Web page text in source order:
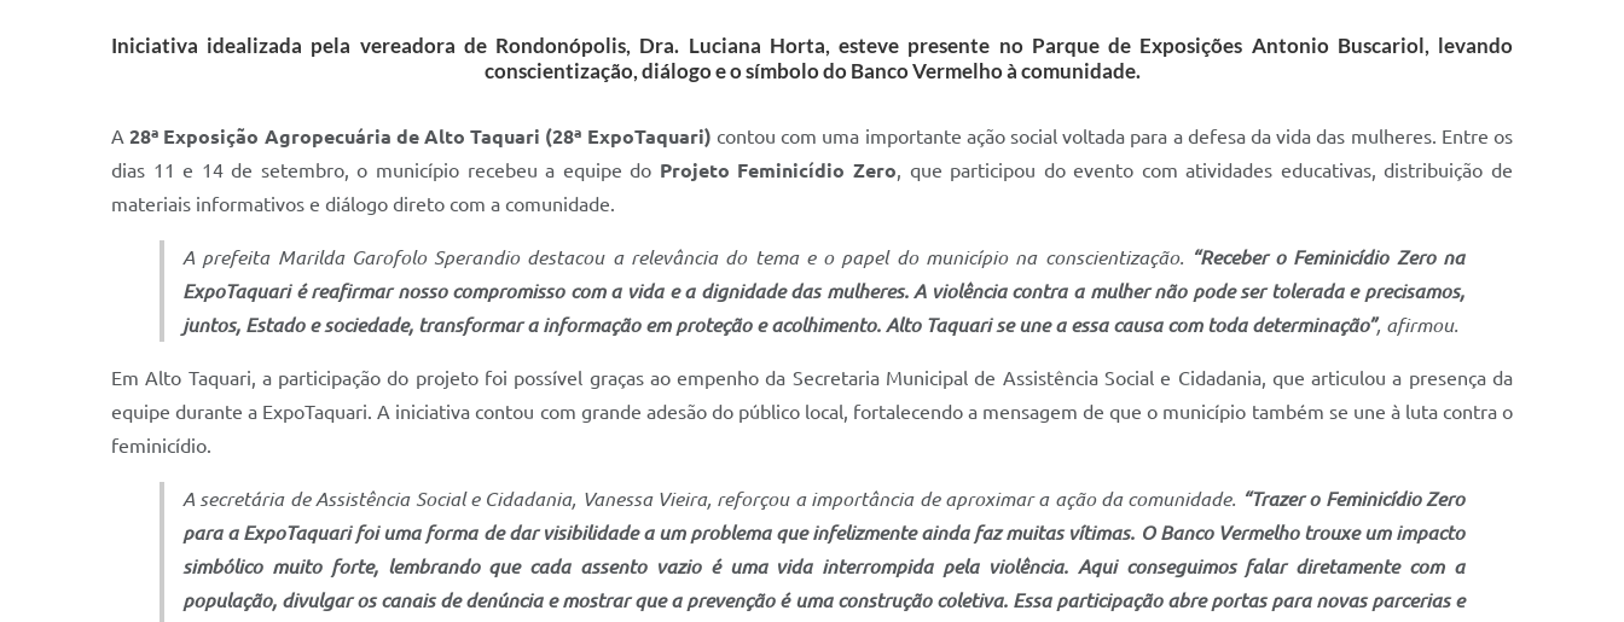
Iniciativa idealizada pela vereadora de Rondonópolis, Dra. Luciana Horta, esteve presente no Parque de Exposições Antonio Buscariol, levando
conscientização, diálogo e o símbolo do Banco Vermelho à comunidade.
A 28ª Exposição Agropecuária de Alto Taquari (28ª ExpoTaquari) contou com uma importante ação social voltada para a defesa da vida das mulheres. Entre os
dias 11 e 14 de setembro, o município recebeu a equipe do Projeto Feminicídio Zero, que participou do evento com atividades educativas, distribuição de
materiais informativos e diálogo direto com a comunidade.
A prefeita Marilda Garofolo Sperandio destacou a relevância do tema e o papel do município na conscientização. “Receber o Feminicídio Zero na
ExpoTaquari é reafirmar nosso compromisso com a vida e a dignidade das mulheres. A violência contra a mulher não pode ser tolerada e precisamos,
juntos, Estado e sociedade, transformar a informação em proteção e acolhimento. Alto Taquari se une a essa causa com toda determinação”, afirmou.
Em Alto Taquari, a participação do projeto foi possível graças ao empenho da Secretaria Municipal de Assistência Social e Cidadania, que articulou a presença da
equipe durante a ExpoTaquari. A iniciativa contou com grande adesão do público local, fortalecendo a mensagem de que o município também se une à luta contra o
feminicídio.
A secretária de Assistência Social e Cidadania, Vanessa Vieira, reforçou a importância de aproximar a ação da comunidade. “Trazer o Feminicídio Zero
para a ExpoTaquari foi uma forma de dar visibilidade a um problema que infelizmente ainda faz muitas vítimas. O Banco Vermelho trouxe um impacto
simbólico muito forte, lembrando que cada assento vazio é uma vida interrompida pela violência. Aqui conseguimos falar diretamente com a
população, divulgar os canais de denúncia e mostrar que a prevenção é uma construção coletiva. Essa participação abre portas para novas parcerias e